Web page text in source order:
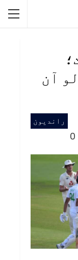
آن
رانديون